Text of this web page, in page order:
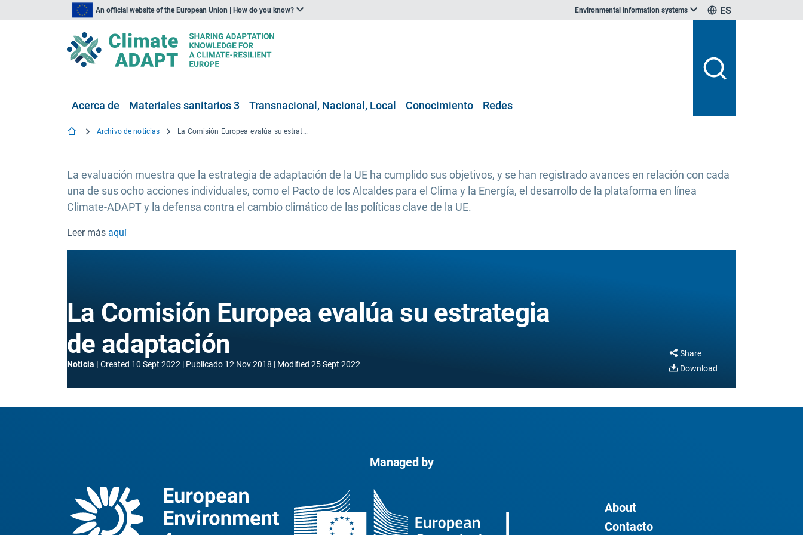
An official website of the European Union | How do you know? Environmental information systems ES
Acerca de Materiales sanitarios 3 Transnacional, Nacional, Local Conocimiento Redes
Archivo de noticias La Comisión Europea evalúa su estrategia de adaptación
La evaluación muestra que la estrategia de adaptación de la UE ha cumplido sus objetivos, y se han registrado avances en relación con cada
una de sus ocho acciones individuales, como el Pacto de los Alcaldes para el Clima y la Energía, el desarrollo de la plataforma en línea
Climate-ADAPT y la defensa contra el cambio climático de las políticas clave de la UE.
Leer más aquí
La Comisión Europea evalúa su estrategia
de adaptación
Noticia Created 10 Sept 2022 Publicado 12 Nov 2018 Modified 25 Sept 2022
Share
Download
Managed by
About
Contacto